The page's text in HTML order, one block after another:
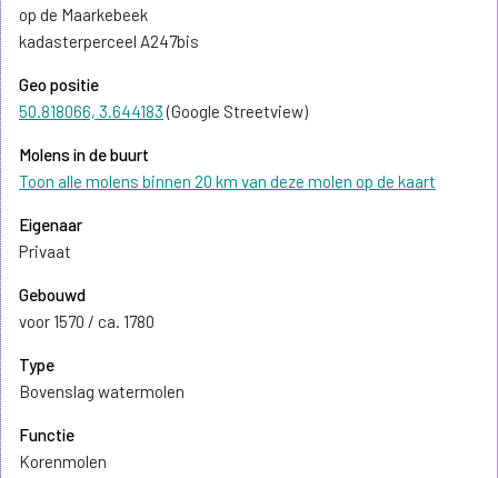
op de Maarkebeek
kadasterperceel A247bis
Geo positie
50.818066, 3.644183(Google Streetview)
Molens in de buurt
Toon alle molens binnen 20 km van deze molen op de kaart
Eigenaar
Privaat
Gebouwd
voor 1570 / ca. 1780
Type
Bovenslag watermolen
Functie
Korenmolen